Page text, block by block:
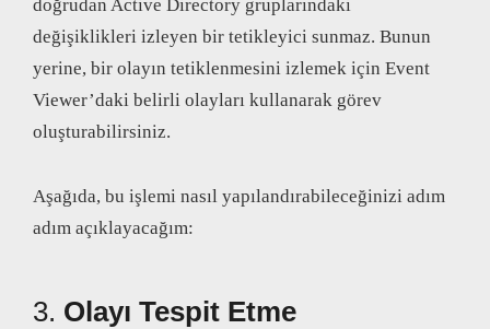
doğrudan Active Directory gruplarındaki
değişiklikleri izleyen bir tetikleyici sunmaz. Bunun
yerine, bir olayın tetiklenmesini izlemek için Event
Viewer’daki belirli olayları kullanarak görev
oluşturabilirsiniz.
Aşağıda, bu işlemi nasıl yapılandırabileceğinizi adım
adım açıklayacağım:
3. Olayı Tespit Etme